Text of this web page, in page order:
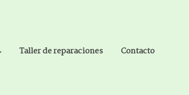
Taller de reparaciones Contacto